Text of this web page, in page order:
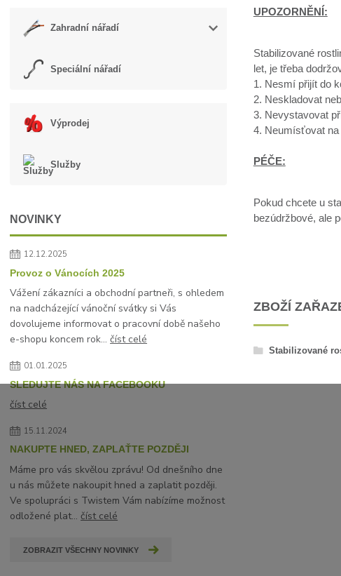
Zahradní nářadí
Speciální nářadí
Výprodej
Služby
NOVINKY
12.12.2025
Provoz o Vánocích 2025
Vážení zákazníci a obchodní partneři, s ohledem
na nadcházející vánoční svátky si Vás
dovolujeme informovat o pracovní době našeho
e-shopu koncem rok...číst celé
01.01.2025
SLEDUJTE NÁS NA FACEBOOKU
číst celé
15.11.2024
NAKUPTE HNED, ZAPLAŤTE POZDĚJI
Máme pro vás skvělou zprávu! Od dnešního dne
u nás můžete nakoupit hned a zaplatit později.
Ve spolupráci s Twistem Vám nabízíme možnost
odložené plat...číst celé
ZOBRAZIT VŠECHNY NOVINKY
UPOZORNĚNÍ:
Stabilizované
let, je třeba
1. Nesmí přijít do
2. Neskladovat
3. Nevystavovat
4. Neumísťovat na
PÉČE:
Pokud chcete u
bezúdržbové, ale
ZBOŽÍ
Stabilizované